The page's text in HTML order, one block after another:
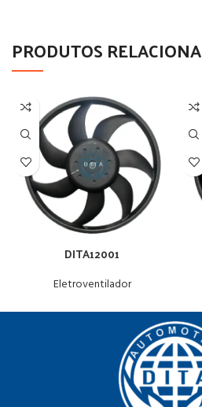
PRODUTOS
DITA12001
Eletroventilador